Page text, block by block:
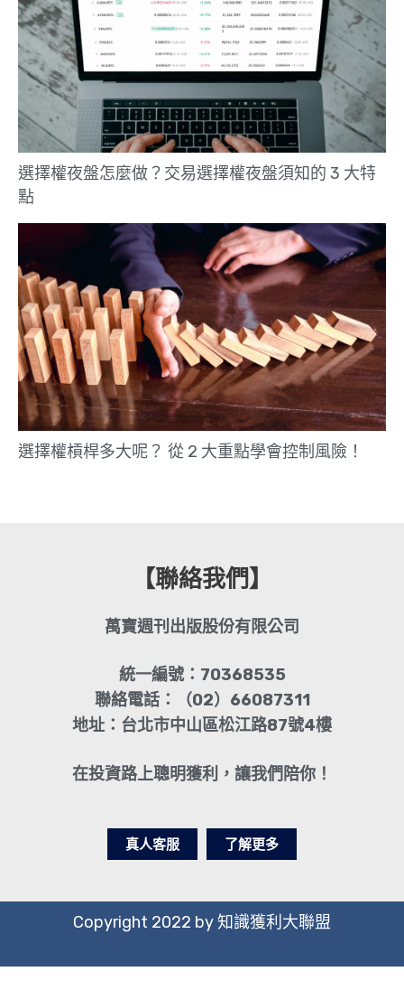
選擇權夜盤怎麼做？交易選擇權夜盤須知的 3 大特
點
選擇權槓桿多大呢？ 從 2 大重點學會控制風險！
【聯絡我們】
萬寶週刊出版股份有限公司
統一編號：70368535
聯絡電話：（02）66087311
地址：台北市中山區松江路87號4樓
在投資路上聰明獲利，讓我們陪你！
真人客服 了解更多
Copyright 2022 by 知識獲利大聯盟